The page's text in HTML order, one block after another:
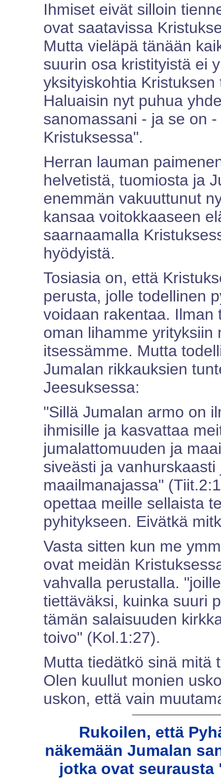
Ihmiset eivät silloin
ovat saatavissa
Mutta vieläpä tänään
suurin osa kristityistä ei
yksityiskohtia
Haluaisin nyt puhua
sanomassani - ja se on
Kristuksessa".
Herran lauman
helvetistä, tuomiosta ja
enemmän vakuuttunut
kansaa voitokkaaseen
saarnaamalla
hyödyistä.
Tosiasia on, että
perusta, jolle todellinen
voidaan rakentaa.
oman lihamme yrityksiin
itsessämme. Mutta
Jumalan rikkauksien
Jeesuksessa:
"Sillä Jumalan armo on
ihmisille ja kasvattaa
jumalattomuuden ja
siveästi ja
maailmanajassa"
opettaa meille sellaista
pyhitykseen. Eivätkä
Vasta sitten kun me
ovat meidän
vahvalla perustalla.
tiettäväksi, kuinka suuri
tämän salaisuuden
toivo" (Kol.1:27).
Mutta tiedätkö sinä mitä
Olen kuullut monien
uskon, että vain
Rukoilen, että
näkemään Jumalan
jotka ovat